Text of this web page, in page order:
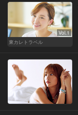
Vol.1
東カレトラベル